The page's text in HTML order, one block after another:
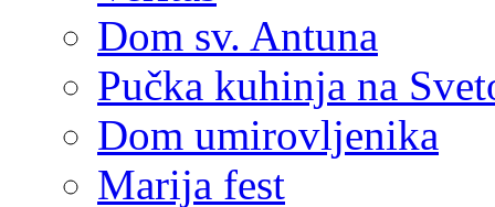
Dom sv. Antuna
Pučka kuhinja na
Dom umirovljenika
Marija fest